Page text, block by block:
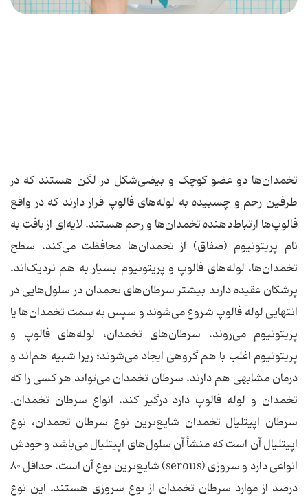
تخمدان‌ها دو عضو کوچک و بیضی‌شکل در لگن هستند که در
طرفین رحم و چسبیده به لوله‌های فالوپ قرار دارند که در واقع
فالوپ‌ها ارتباط‌دهنده تخمدان‌ها و رحم هستند. لایه‌ای از بافت به
نام پریتونیوم (صفاق) از تخمدان‌ها محافظت می‌کند. سطح
تخمدان‌ها، لوله‌های فالوپ و پریتونیوم بسیار به هم نزدیک‌اند.
پزشکان عقیده دارند بیشتر سرطان‌های تخمدان در سلول‌هایی در
انتهایی لوله فالوپ شروع می‌شوند و سپس به سمت تخمدان‌ها یا
پریتونیوم می‌روند. سرطان‌های تخمدان، لوله‌های فالوپ و
پریتونیوم اغلب با هم گروهی ایجاد می‌شوند؛ زیرا شبیه هم‌اند و
درمان مشابهی هم دارند. سرطان تخمدان می‌تواند هر کسی را که
تخمدان و لوله فالوپ دارد درگیر کند. انواع سرطان تخمدان.
سرطان اپیتلیال تخمدان شایع‌ترین نوع سرطان تخمدان، نوع
اپیتلیال آن است که منشأ آن سلول‌های اپیتلیال می‌باشد و خودش
انواعی دارد و سروزی (serous) شایع‌ترین نوع آن است. حداقل ۸۰
درصد از موارد سرطان تخمدان از نوع سروزی هستند. این نوع